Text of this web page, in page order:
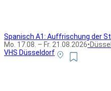
Spanisch A1: Auffrischung der
Mo. 17.08. – Fr. 21.08.2026•
VHS Düsseldorf